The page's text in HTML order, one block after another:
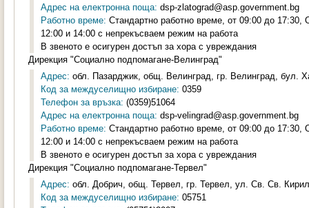
Адрес на електронна поща: dsp-zlatograd@asp.government.bg
Работно време: Стандартно работно време, от 09:00 до
12:00 и 14:00 с непрекъсваем режим на работа
В звеното е осигурен достъп за хора с увреждания
Дирекция "Социално подпомагане-Велинград"
Адрес: обл. Пазарджик, общ. Велинград, гр. Велинград, бул.
Код за междуселищно избиране: 0359
Телефон за връзка: (0359)51064
Адрес на електронна поща: dsp-velingrad@asp.government.bg
Работно време: Стандартно работно време, от 09:00 до
12:00 и 14:00 с непрекъсваем режим на работа
В звеното е осигурен достъп за хора с увреждания
Дирекция "Социално подпомагане-Тервел"
Адрес: обл. Добрич, общ. Тервел, гр. Тервел, ул. Св. Св.
Код за междуселищно избиране: 05751